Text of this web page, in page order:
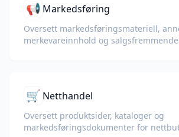
📢 Markedsføring
Oversett markedsføringsmateriell,
merkevareinnhold og
🛒 Netthandel
Oversett produktsider, kataloger og
markedsføringsdokumenter for